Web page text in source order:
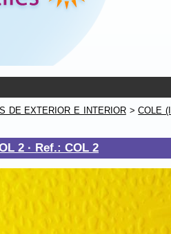
DE EXTERIOR E INTERIOR>COLE
2 · Ref.: COL 2